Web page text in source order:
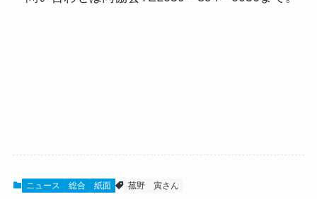
ニュース 総合 紙面 菰野 寅さん